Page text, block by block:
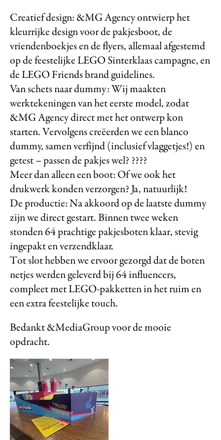
Creatief design: &MG Agency ontwierp het
kleurrijke design voor de pakjesboot, de
vriendenboekjes en de flyers, allemaal afgestemd
op de feestelijke LEGO Sinterklaas campagne, en
de LEGO Friends brand guidelines.
Van schets naar dummy: Wij maakten
werktekeningen van het eerste model, zodat
&MG Agency direct met het ontwerp kon
starten. Vervolgens creëerden we een blanco
dummy, samen verfijnd (inclusief vlaggetjes!) en
getest – passen de pakjes wel? ????
Meer dan alleen een boot: Of we ook het
drukwerk konden verzorgen? Ja, natuurlijk!
De productie: Na akkoord op de laatste dummy
zijn we direct gestart. Binnen twee weken
stonden 64 prachtige pakjesboten klaar, stevig
ingepakt en verzendklaar.
Tot slot hebben we ervoor gezorgd dat de boten
netjes werden geleverd bij 64 influencers,
compleet met LEGO-pakketten in het ruim en
een extra feestelijke touch.
Bedankt &MediaGroup voor de mooie
opdracht.